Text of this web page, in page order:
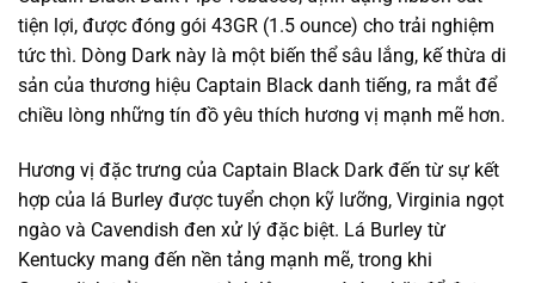
tiện lợi, được đóng gói 43GR (1.5 ounce) cho trải nghiệm
tức thì. Dòng Dark này là một biến thể sâu lắng, kế thừa di
sản của thương hiệu Captain Black danh tiếng, ra mắt để
chiều lòng những tín đồ yêu thích hương vị mạnh mẽ hơn.
Hương vị đặc trưng của Captain Black Dark đến từ sự kết
hợp của lá Burley được tuyển chọn kỹ lưỡng, Virginia ngọt
ngào và Cavendish đen xử lý đặc biệt. Lá Burley từ
Kentucky mang đến nền tảng mạnh mẽ, trong khi